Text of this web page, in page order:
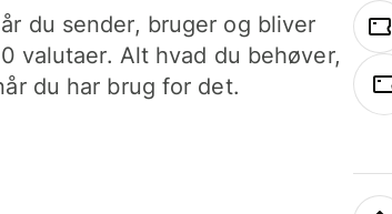
du sender, bruger og bliver
valutaer. Alt hvad du behøver,
du har brug for det.